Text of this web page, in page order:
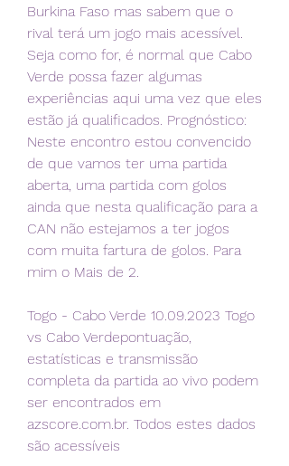
Burkina Faso mas sabem que o
rival terá um jogo mais acessível.
Seja como for, é normal que Cabo
Verde possa fazer algumas
experiências aqui uma vez que eles
estão já qualificados. Prognóstico:
Neste encontro estou convencido
de que vamos ter uma partida
aberta, uma partida com golos
ainda que nesta qualificação para a
CAN não estejamos a ter jogos
com muita fartura de golos. Para
mim o Mais de 2.
Togo - Cabo Verde 10.09.2023 Togo
vs Cabo Verdepontuação,
estatísticas e transmissão
completa da partida ao vivo podem
ser encontrados em
azscore.com.br. Todos estes dados
são acessíveis